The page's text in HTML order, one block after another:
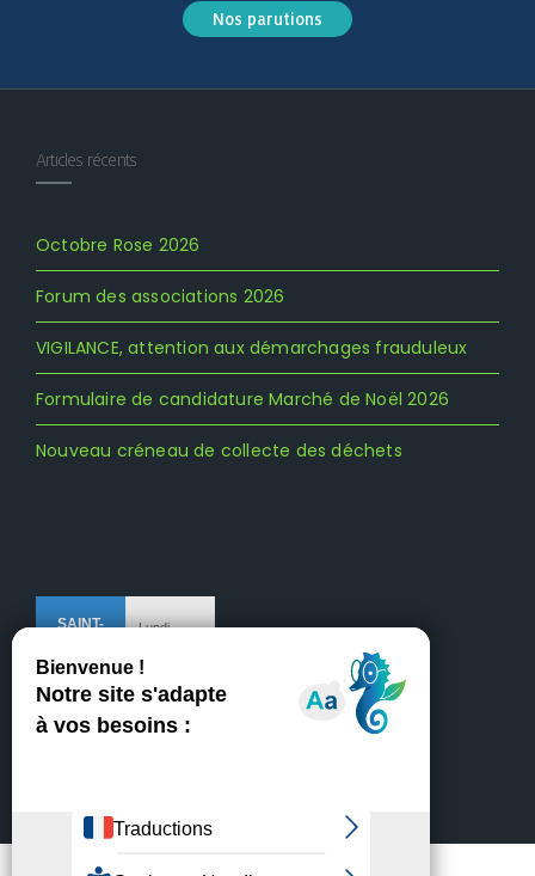
Nos parutions
Articles récents
Octobre Rose 2026
Forum des associations 2026
VIGILANCE, attention aux démarchages frauduleux
Formulaire de candidature Marché de Noël 2026
Nouveau créneau de collecte des déchets